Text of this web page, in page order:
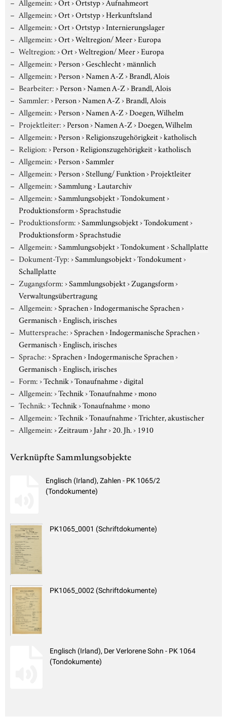
Allgemein:›Ort›Ortstyp›Herkunftsland
Allgemein:›Ort›Ortstyp›Internierungslager
Allgemein:›Ort›Weltregion/ Meer›Europa
Weltregion:›Ort›Weltregion/ Meer›Europa
Allgemein:›Person›Geschlecht›männlich
Allgemein:›Person›Namen A-Z›Brandl, Alois
Bearbeiter:›Person›Namen A-Z›Brandl, Alois
Sammler:›Person›Namen A-Z›Brandl, Alois
Allgemein:›Person›Namen A-Z›Doegen, Wilhelm
Projektleiter:›Person›Namen A-Z›Doegen, Wilhelm
Allgemein:›Person›Religionszugehörigkeit›katholisch
Religion:›Person›Religionszugehörigkeit›katholisch
Allgemein:›Person›Sammler
Allgemein:›Person›Stellung/ Funktion›Projektleiter
Allgemein:›Sammlung›Lautarchiv
Allgemein:›Sammlungsobjekt›Tondokument›
Produktionsform›Sprachstudie
Produktionsform:›Sammlungsobjekt›Tondokument›
Produktionsform›Sprachstudie
Allgemein:›Sammlungsobjekt›Tondokument›Schallplatte
Dokument-Typ:›Sammlungsobjekt›Tondokument›
Schallplatte
Zugangsform:›Sammlungsobjekt›Zugangsform›
Verwaltungsübertragung
Allgemein:›Sprachen›Indogermanische Sprachen›
Germanisch›Englisch, irisches
Muttersprache:›Sprachen›Indogermanische Sprachen›
Germanisch›Englisch, irisches
Sprache:›Sprachen›Indogermanische Sprachen›
Germanisch›Englisch, irisches
Form:›Technik›Tonaufnahme›digital
Allgemein:›Technik›Tonaufnahme›mono
Technik:›Technik›Tonaufnahme›mono
Allgemein:›Technik›Tonaufnahme›Trichter, akustischer
Allgemein:›Zeitraum›Jahr›20. Jh.› 1910
Verknüpfte Sammlungsobjekte
Englisch (Irland), Zahlen - PK 1065/2
(Tondokumente)
PK1065_0001 (Schriftdokumente)
PK1065_0002 (Schriftdokumente)
Englisch (Irland), Der Verlorene Sohn - PK 1064
(Tondokumente)